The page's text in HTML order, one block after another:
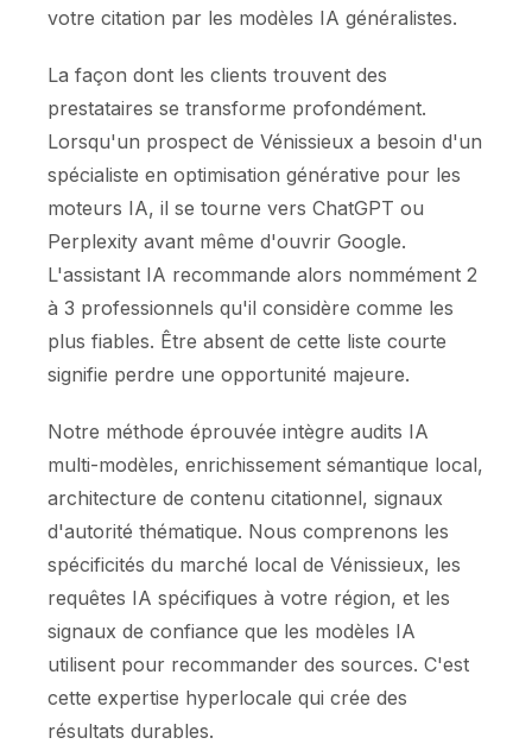
votre citation par les modèles IA généralistes.
La façon dont les clients trouvent des
prestataires se transforme profondément.
Lorsqu'un prospect de Vénissieux a besoin d'un
spécialiste en optimisation générative pour les
moteurs IA, il se tourne vers ChatGPT ou
Perplexity avant même d'ouvrir Google.
L'assistant IA recommande alors nommément 2
à 3 professionnels qu'il considère comme les
plus fiables. Être absent de cette liste courte
signifie perdre une opportunité majeure.
Notre méthode éprouvée intègre audits IA
multi-modèles, enrichissement sémantique local,
architecture de contenu citationnel, signaux
d'autorité thématique. Nous comprenons les
spécificités du marché local de Vénissieux, les
requêtes IA spécifiques à votre région, et les
signaux de confiance que les modèles IA
utilisent pour recommander des sources. C'est
cette expertise hyperlocale qui crée des
résultats durables.